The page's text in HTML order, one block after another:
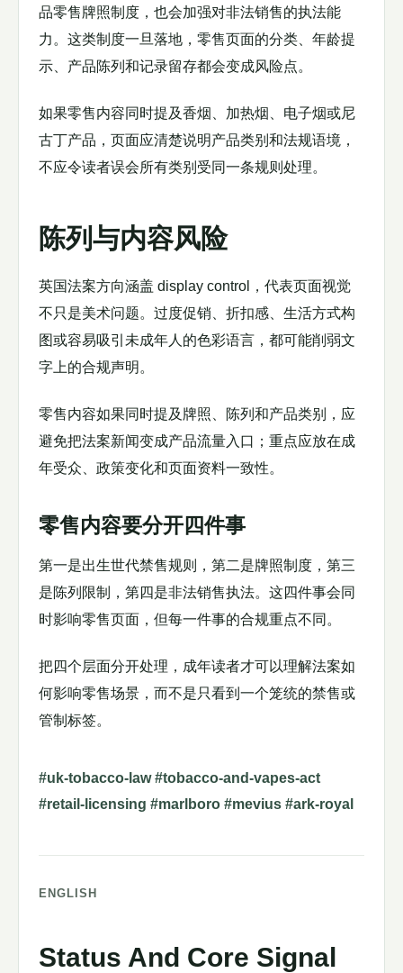
品零售牌照制度，也会加强对非法销售的执法能
力。这类制度一旦落地，零售页面的分类、年龄提
示、产品陈列和记录留存都会变成风险点。
如果零售内容同时提及香烟、加热烟、电子烟或尼
古丁产品，页面应清楚说明产品类别和法规语境，
不应令读者误会所有类别受同一条规则处理。
陈列与内容风险
英国法案方向涵盖 display control，代表页面视觉
不只是美术问题。过度促销、折扣感、生活方式构
图或容易吸引未成年人的色彩语言，都可能削弱文
字上的合规声明。
零售内容如果同时提及牌照、陈列和产品类别，应
避免把法案新闻变成产品流量入口；重点应放在成
年受众、政策变化和页面资料一致性。
零售内容要分开四件事
第一是出生世代禁售规则，第二是牌照制度，第三
是陈列限制，第四是非法销售执法。这四件事会同
时影响零售页面，但每一件事的合规重点不同。
把四个层面分开处理，成年读者才可以理解法案如
何影响零售场景，而不是只看到一个笼统的禁售或
管制标签。
#uk-tobacco-law #tobacco-and-vapes-act
#retail-licensing #marlboro #mevius #ark-royal
ENGLISH
Status And Core Signal